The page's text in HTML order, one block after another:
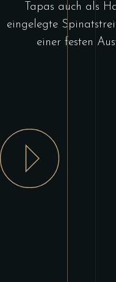
Tapas auch als
eingelegte
einer festen